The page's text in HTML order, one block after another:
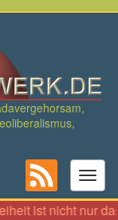
ist nicht nur